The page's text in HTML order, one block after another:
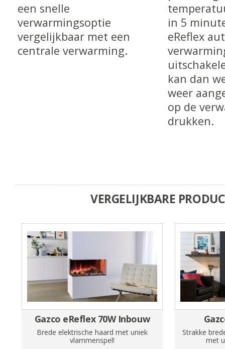
een snelle
verwarmingsoptie
vergelijkbaar met een
centrale verwarming.
in 5
eReflex
kan dan
weer
op de
drukken.
VERGELIJKBARE
Gazco eReflex 70W Inbouw
Brede elektrische haard met uniek
vlammenspel!
Strakke
met